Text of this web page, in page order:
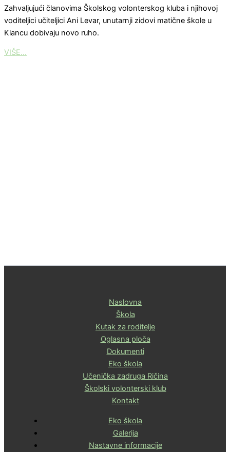
Zahvaljujući članovima Školskog volonterskog kluba i njihovoj
voditeljici učiteljici Ani Levar, unutarnji zidovi matične škole u
Klancu dobivaju novo ruho.
VIŠE...
Naslovna
Škola
Kutak za roditelje
Oglasna ploča
Dokumenti
Eko škola
Učenička zadruga Ričina
Školski volonterski klub
Kontakt
Eko škola
Galerija
Nastavne informacije